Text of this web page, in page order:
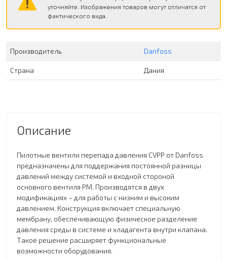
уточняйте. Изображения товаров могут отличатся от
фактического вида.
Производитель Danfoss
Страна Дания
Описание
Пилотные вентили перепада давления CVPP от Danfoss
предназначены для поддержания постоянной разницы
давлений между системой и входной стороной
основного вентиля PM. Производятся в двух
модификациях – для работы с низким и высоким
давлением. Конструкция включает специальную
мембрану, обеспечивающую физическое разделение
давления среды в системе и хладагента внутри клапана.
Такое решение расширяет функциональные
возможности оборудования.